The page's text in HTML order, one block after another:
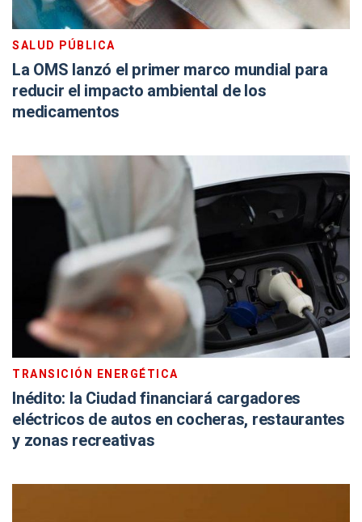
SALUD PÚBLICA
La OMS lanzó el primer marco mundial para
reducir el impacto ambiental de los
medicamentos
TRANSICIÓN ENERGÉTICA
Inédito: la Ciudad financiará cargadores
eléctricos de autos en cocheras, restaurantes
y zonas recreativas